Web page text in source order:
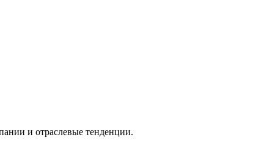
и отраслевые тенденции.